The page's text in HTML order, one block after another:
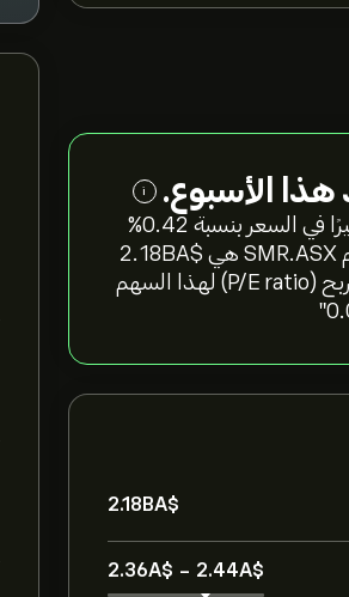
الأسبوع. i
"سعر سهم Stanmore Resources Ltd اليوم هو 2.410‎A$‎، مما يعكس تغييرًا في السعر بنسبة ‎0.42‎%
آخر 24 ساعة، و‎3.88‎% خلال الأسبوع الماضي. القيمة السوقية الحالية لسهم SMR.ASX هي 2.18B‎A$‎
بمتوسط حجم تداول 1.73M خلال الأشهر الثلاثة الماضية. نسبة السعر إلى الربح (P/E ratio) لهذا السهم
2.18B‎A$‎
2.36‎A$‎ - 2.44‎A$‎